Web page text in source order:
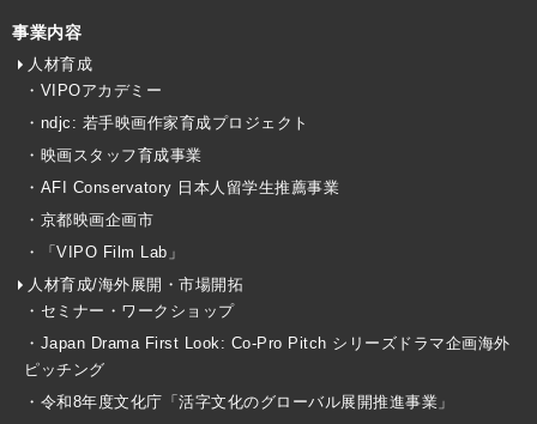
事業内容
人材育成
・VIPOアカデミー
・ndjc: 若手映画作家育成プロジェクト
・映画スタッフ育成事業
・AFI Conservatory 日本人留学生推薦事業
・京都映画企画市
・「VIPO Film Lab」
人材育成/海外展開・市場開拓
・セミナー・ワークショップ
・Japan Drama First Look: Co-Pro Pitch シリーズドラマ企画海外
ピッチング
・令和8年度文化庁「活字文化のグローバル展開推進事業」